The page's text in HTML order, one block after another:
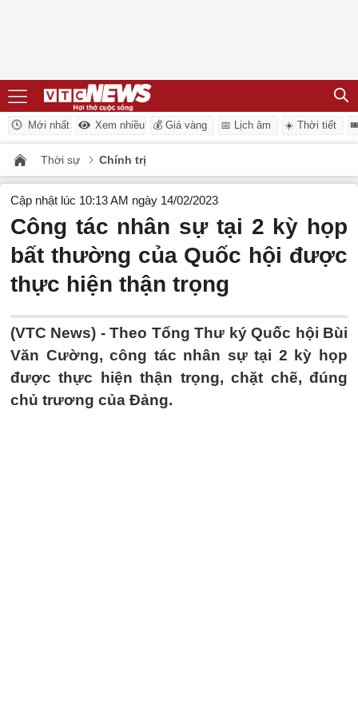
Mới nhất Xem nhiều 💰 Giá vàng 📅 Lịch âm ☀️ Thời tiết
Thời sự Chính trị
Cập nhật lúc 10:13 AM ngày 14/02/2023
Công tác nhân sự tại 2 kỳ họp
bất thường của Quốc hội được
thực hiện thận trọng
(VTC News) -Theo Tổng Thư ký Quốc hội Bùi
Văn Cường, công tác nhân sự tại 2 kỳ họp
được thực hiện thận trọng, chặt chẽ, đúng
chủ trương của Đảng.